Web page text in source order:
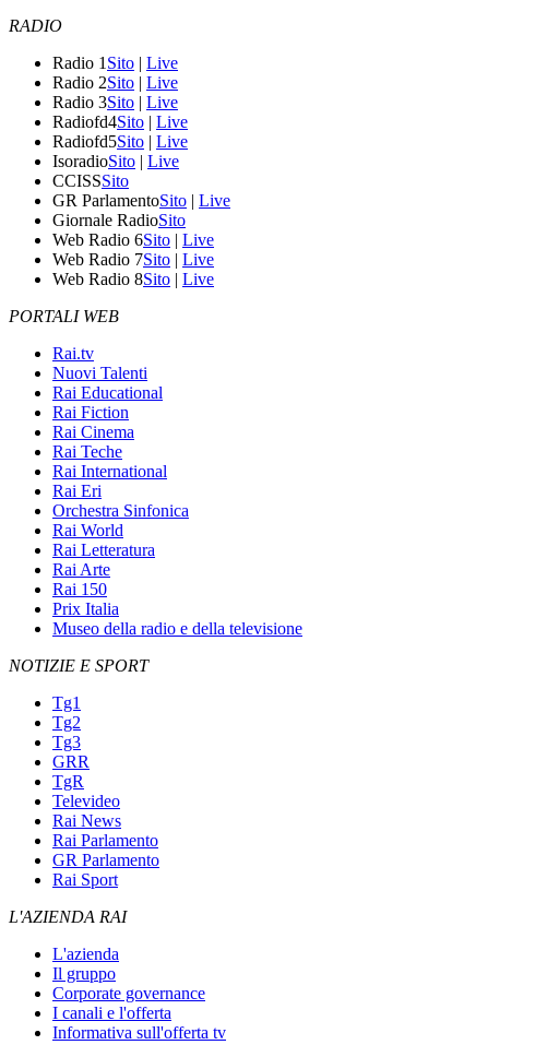
RADIO
Radio 1 Sito | Live
Radio 2Sito | Live
Radio 3Sito | Live
Radiofd4Sito | Live
Radiofd5Sito | Live
IsoradioSito | Live
CCISSSito
GR ParlamentoSito | Live
Giornale RadioSito
Web Radio 6Sito | Live
Web Radio 7Sito | Live
Web Radio 8Sito | Live
PORTALI WEB
Rai.tv
Nuovi Talenti
Rai Educational
Rai Fiction
Rai Cinema
Rai Teche
Rai International
Rai Eri
Orchestra Sinfonica
Rai World
Rai Letteratura
Rai Arte
Rai 150
Prix Italia
Museo della radio e della televisione
NOTIZIE E SPORT
Tg1
Tg2
Tg3
GRR
TgR
Televideo
Rai News
Rai Parlamento
GR Parlamento
Rai Sport
L'AZIENDA RAI
L'azienda
Il gruppo
Corporate governance
I canali e l'offerta
Informativa sull'offerta tv